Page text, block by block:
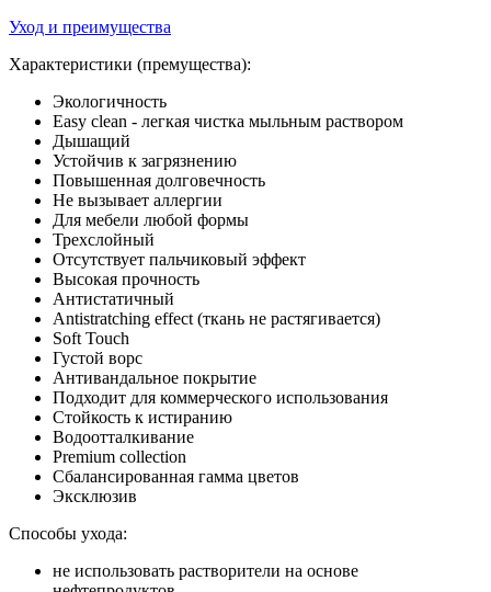
Уход и преимущества
Характеристики (премущества):
Экологичность
Easy clean - легкая чистка мыльным раствором
Дышащий
Устойчив к загрязнению
Повышенная долговечность
Не вызывает аллергии
Для мебели любой формы
Трехслойный
Отсутствует пальчиковый эффект
Высокая прочность
Антистатичный
Antistratching effect (ткань не растягивается)
Soft Touch
Густой ворс
Антивандальное покрытие
Подходит для коммерческого использования
Стойкость к истиранию
Водоотталкивание
Premium collection
Сбалансированная гамма цветов
Эксклюзив
Способы ухода:
не использовать растворители на основе